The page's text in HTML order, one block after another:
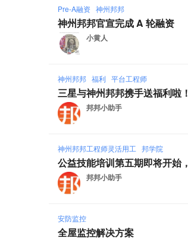
Pre-A融资 神州邦邦
神州邦邦官宣完成 A 轮融资
小黄人
神州邦邦 福利 平台工程师
三星与神州邦邦携手送福利啦！
邦邦小助手
神州邦邦工程师灵活用工 邦学院
公益技能培训第五期即将开始
邦邦小助手
安防监控
全屋监控解决方案